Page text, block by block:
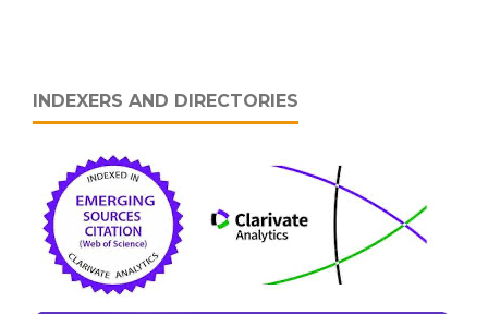
INDEXERS AND DIRECTORIES